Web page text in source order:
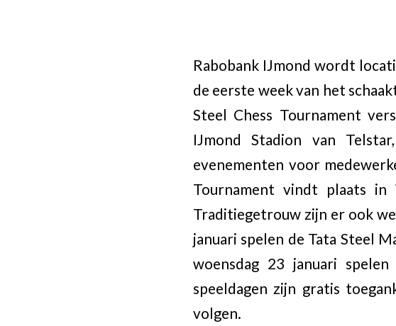
Rabobank IJmond wordt
de eerste week van het
Steel Chess Tournament
IJmond Stadion van
evenementen voor
Tournament vindt plaats
Traditiegetrouw zijn er ook
januari spelen de Tata Steel
woensdag 23 januari
speeldagen zijn gratis
volgen.